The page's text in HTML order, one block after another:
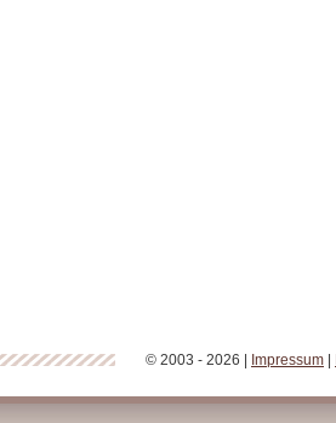
© 2003 - 2026 | Impressum